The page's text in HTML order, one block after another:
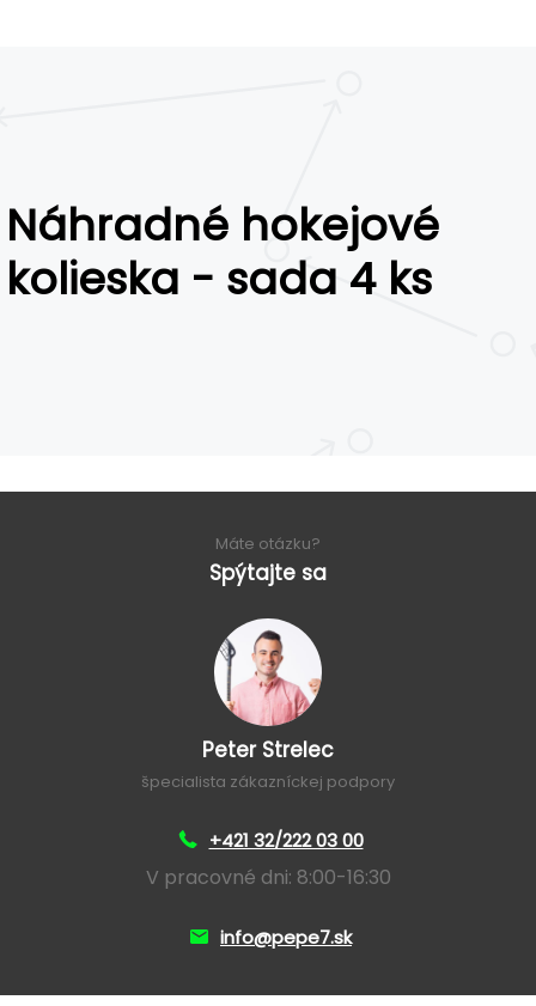
Náhradné hokejové
kolieska - sada 4 ks
Máte otázku?
Spýtajte sa
Peter Strelec
špecialista zákazníckej podpory
+421 32/222 03 00
V pracovné dni: 8:00-16:30
info@pepe7.sk